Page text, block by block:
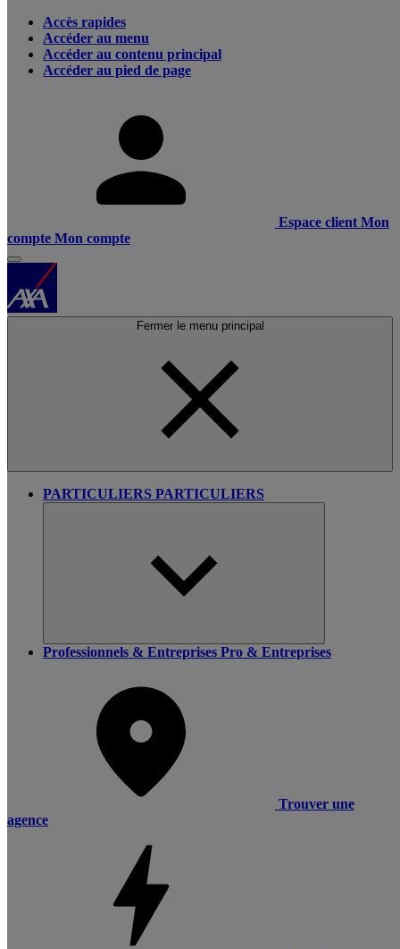
Accès rapides
Accéder au menu
Accéder au contenu principal
Accéder au pied de page
Espace client Mon
compte Mon compte
Fermer le menu principal
PARTICULIERS PARTICULIERS
Professionnels & Entreprises Pro & Entreprises
Trouver une
agence